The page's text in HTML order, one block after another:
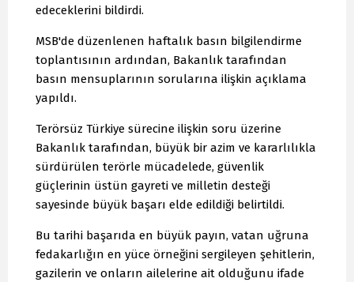
edeceklerini bildirdi.
MSB'de düzenlenen haftalık basın bilgilendirme
toplantısının ardından, Bakanlık tarafından
basın mensuplarının sorularına ilişkin açıklama
yapıldı.
Terörsüz Türkiye sürecine ilişkin soru üzerine
Bakanlık tarafından, büyük bir azim ve kararlılıkla
sürdürülen terörle mücadelede, güvenlik
güçlerinin üstün gayreti ve milletin desteği
sayesinde büyük başarı elde edildiği belirtildi.
Bu tarihi başarıda en büyük payın, vatan uğruna
fedakarlığın en yüce örneğini sergileyen şehitlerin,
gazilerin ve onların ailelerine ait olduğunu ifade